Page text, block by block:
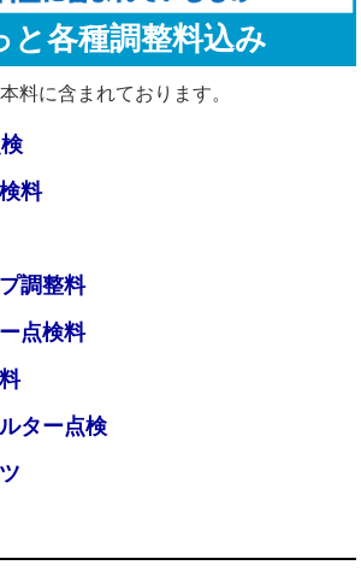
と各種調整料込み
料に含まれております。
料
調整料
点検料
ター点検